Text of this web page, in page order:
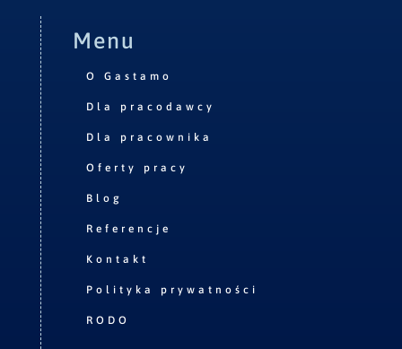
Menu
O Gastamo
Dla pracodawcy
Dla pracownika
Oferty pracy
Blog
Referencje
Kontakt
Polityka prywatności
RODO